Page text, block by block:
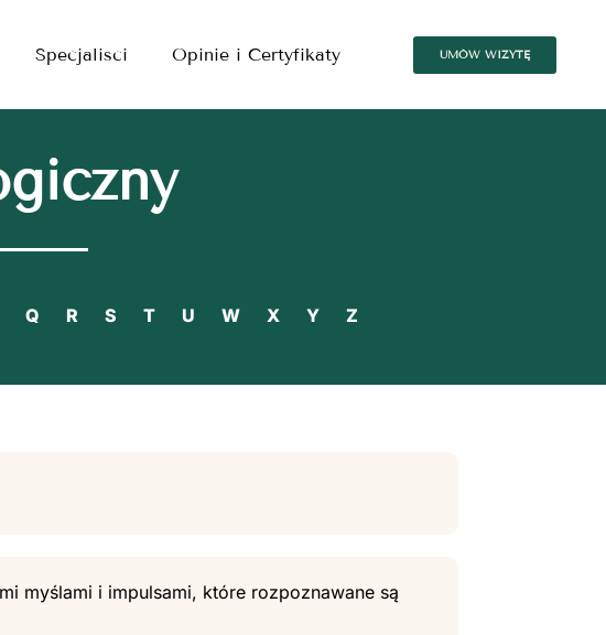
Specjalisci Opinie i Certyfikaty UMÓW WIZYTĘ
Q R S T U W X Y Z
myślami i impulsami, które rozpoznawane są